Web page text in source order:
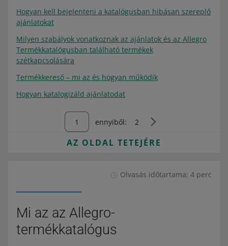
Hogyan kell bejelenteni a katalógusban hibásan szereplő
ajánlatokat
Milyen szabályok vonatkoznak az ajánlatok és az Allegro
Termékkatalógusban található termékek
szétkapcsolására
Termékkereső – mi az és hogyan működik
Hogyan katalogizáld ajánlatodat
ennyiből: 2
AZ OLDAL TETEJÉRE
Olvasás időtartama: 4 perc
Mi az az Allegro-
termékkatalógus